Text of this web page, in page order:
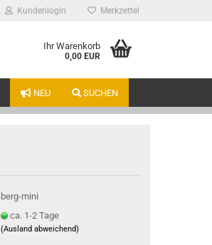
Kundenlogin Merkzettel
Ihr Warenkorb
0,00 EUR
NEU SUCHEN
berg-mini
ca. 1-2 Tage
(Ausland abweichend)